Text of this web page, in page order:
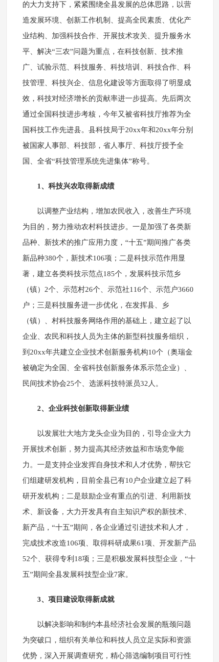
的大力支持下，紧紧围绕全县发展的总体思路，以营
造发展环境、创新工作机制、提高全民素质、优化产
业结构、加强科技合作、开展技术攻关、提升服务水
平、解决“三农”问题为重点，在科技创新、技术推
广、试验示范、科技服务、科技培训、科技合作、科
技管理、科技兴企、信息化建设等方面取得了明显成
效，科技对经济增长的贡献率进一步提高。先后两次
通过全国科技进步考核，今年又被省科技厅推荐为全
国科技工作先进县。县科技局于20xx年和20xx年分别
被国家人事部、科技部，省人事厅、科技厅授予全
国、全省“科技管理系统先进集体”称号。
1、科技兴农取得新成绩
以调整产业结构，增加农民收入，改善生产环境
为目的，努力推动农村科技进步。一是加强了各类新
品种、新技术的推广应用力度，“十五”期间推广各类
新品种380个，新技术106项；二是科技示范作用显
著，建立各类科技示范点185个，发展科技示范乡
（镇）2个、示范村26个、示范社116个、示范户3660
户；三是科技服务进一步优化，在发挥县、乡
（镇）、村科技服务网络作用的基础上，建立起了以
企业、农民和科技人员为主体的新型科技服务组织，
到20xx年共建立企业技术创新服务机构10个（奥瑞金
被确定为全国、全省科技创新服务体系示范企业）、
民间技术协会25个、选派科技特派员32人。
2、企业科技创新取得新业绩
以发展壮大地方龙头企业为目的，引导企业大力
开展技术创新，努力提高其经济效益和市场竞争能
力。一是支持企业发挥自身技术和人才优势，帮扶它
们组建研发机构，目前全县已有10户企业建立起了科
研开发机构；二是鼓励企业有重点的引进、利用新技
术、新设备，大力开发具有自主知识产权的新技术、
新产品，“十五”期间，各企业通过引进技术和人才，
完成技术改造106项、取得科研成果61项、开发新产品
52个、获得专利18项；三是积极发展科技型企业，“十
五”期间全县发展科技型企业7家。
3、项目建设取得新成就
以解决影响和制约本县经济社会发展的瓶颈问题
为突破口，组织有关单位和科技人员立足实际和资源
优势，深入开展调查研究，精心筛选编制项目可行性